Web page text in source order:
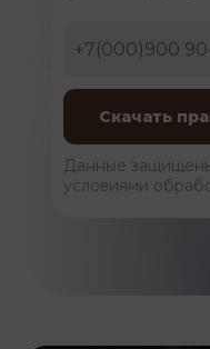
Данные
условиями